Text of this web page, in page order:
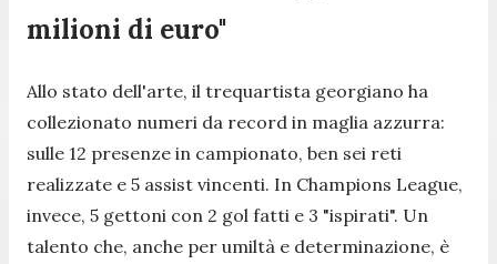
milioni di euro"
Allo stato dell'arte, il trequartista georgiano ha
collezionato numeri da record in maglia azzurra:
sulle 12 presenze in campionato, ben sei reti
realizzate e 5 assist vincenti. In Champions League,
invece, 5 gettoni con 2 gol fatti e 3 "ispirati". Un
talento che, anche per umiltà e determinazione, è